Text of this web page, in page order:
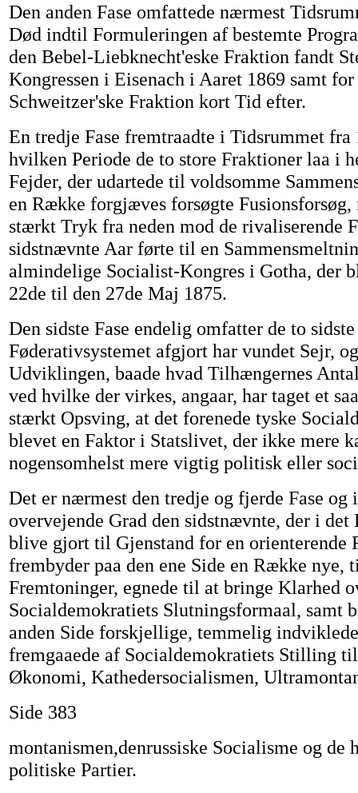
Den anden Fase omfattede nærmest
Død indtil Formuleringen af bestemte
den Bebel-Liebknecht'eske Fraktion fandt
Kongressen i Eisenach i Aaret 1869 samt
Schweitzer'ske Fraktion kort Tid efter.
En tredje Fase fremtraadte i Tidsrummet
hvilken Periode de to store Fraktioner laa i
Fejder, der udartede til voldsomme
en Række forgjæves forsøgte
stærkt Tryk fra neden mod de rivaliserende
sidstnævnte Aar førte til en
almindelige Socialist-Kongres i Gotha, der
22de til den 27de Maj 1875.
Den sidste Fase endelig omfatter de to
Føderativsystemet afgjort har vundet Sejr,
Udviklingen, baade hvad Tilhængernes
ved hvilke der virkes, angaar, har taget et
stærkt Opsving, at det forenede tyske
blevet en Faktor i Statslivet, der ikke mere
nogensomhelst mere vigtig politisk eller
Det er nærmest den tredje og fjerde Fase og
overvejende Grad den sidstnævnte, der i
blive gjort til Gjenstand for en orienterende
frembyder paa den ene Side en Række nye,
Fremtoninger, egnede til at bringe Klarhed
Socialdemokratiets Slutningsformaal, samt
anden Side forskjellige, temmelig
fremgaaede af Socialdemokratiets Stilling
Økonomi, Kathedersocialismen,
Side 383
montanismen,denrussiske Socialisme og de
politiske Partier.